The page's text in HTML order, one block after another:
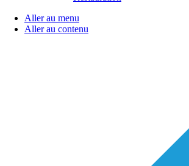
Aller au menu
Aller au contenu